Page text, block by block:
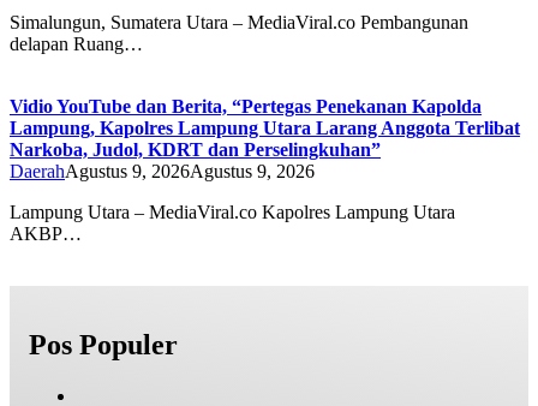
Simalungun, Sumatera Utara – MediaViral.co Pembangunan
delapan Ruang…
Vidio YouTube dan Berita, “Pertegas Penekanan Kapolda
Lampung, Kapolres Lampung Utara Larang Anggota Terlibat
Narkoba, Judol, KDRT dan Perselingkuhan”
DaerahAgustus 9, 2026Agustus 9, 2026
Lampung Utara – MediaViral.co Kapolres Lampung Utara
AKBP…
Pos Populer